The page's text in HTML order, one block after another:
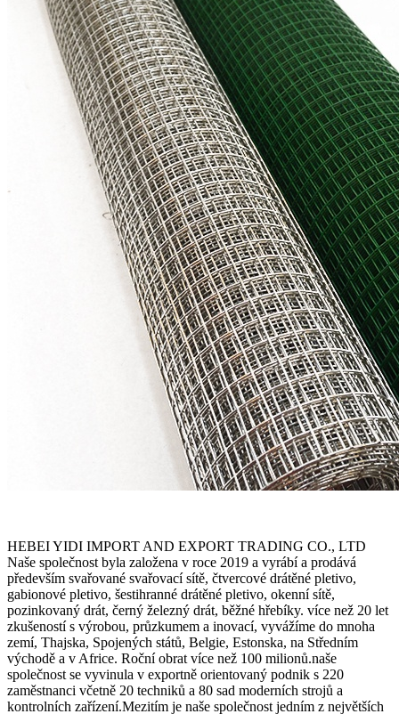
HEBEI YIDI IMPORT AND EXPORT TRADING CO., LTD
Naše společnost byla založena v roce 2019 a vyrábí a prodává
především svařované svařovací sítě, čtvercové drátěné pletivo,
gabionové pletivo, šestihranné drátěné pletivo, okenní sítě,
pozinkovaný drát, černý železný drát, běžné hřebíky. více než 20 let
zkušeností s výrobou, průzkumem a inovací, vyvážíme do mnoha
zemí, Thajska, Spojených států, Belgie, Estonska, na Středním
východě a v Africe. Roční obrat více než 100 milionů.naše
společnost se vyvinula v exportně orientovaný podnik s 220
zaměstnanci včetně 20 techniků a 80 sad moderních strojů a
kontrolních zařízení.Mezitím je naše společnost jedním z největších